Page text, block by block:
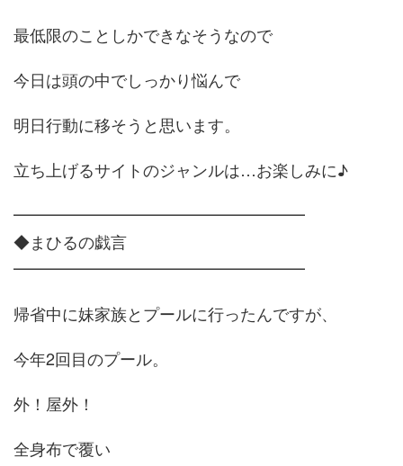
最低限のことしかできなそうなので
今日は頭の中でしっかり悩んで
明日行動に移そうと思います。
立ち上げるサイトのジャンルは…お楽しみに♪
━━━━━━━━━━━━━━━━━━
◆まひるの戯言
━━━━━━━━━━━━━━━━━━
帰省中に妹家族とプールに行ったんですが、
今年2回目のプール。
外！屋外！
全身布で覆い